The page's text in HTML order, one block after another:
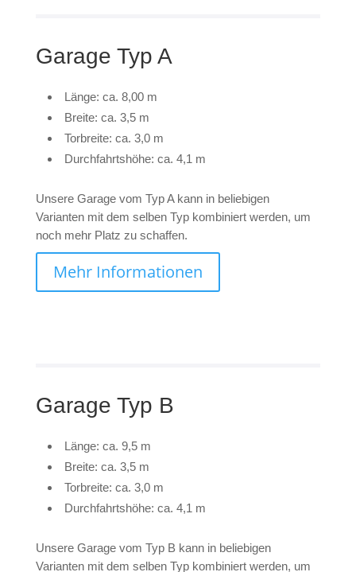
Garage Typ A
Länge: ca. 8,00 m
Breite: ca. 3,5 m
Torbreite: ca. 3,0 m
Durchfahrtshöhe: ca. 4,1 m
Unsere Garage vom Typ A kann in beliebigen
Varianten mit dem selben Typ kombiniert werden, um
noch mehr Platz zu schaffen.
Mehr Informationen
Garage Typ B
Länge: ca. 9,5 m
Breite: ca. 3,5 m
Torbreite: ca. 3,0 m
Durchfahrtshöhe: ca. 4,1 m
Unsere Garage vom Typ B kann in beliebigen
Varianten mit dem selben Typ kombiniert werden, um